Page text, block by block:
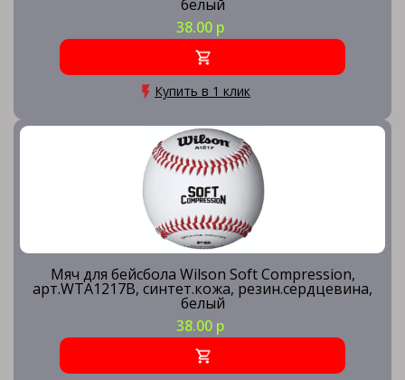
белый
38.00 р
Купить в 1 клик
Мяч для бейсбола Wilson Soft Compression,
арт.WTA1217B, синтет.кожа, резин.сердцевина,
белый
38.00 р